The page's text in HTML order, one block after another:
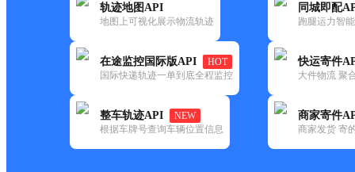
轨迹地图API
地图上可视化展示物流轨迹
在途监控国际版API
HOT
国际快递轨迹一单到底全程监控
整车轨迹API
NEW
根据车牌号查询车辆位置信息
同城即配
跑腿运力智
快运寄件
大件物流 聚
商家寄件
商家发货 寄
德邦
蚌埠蚌山区迎宾大道营业部
更新时间：2022-07-12 00:00:00